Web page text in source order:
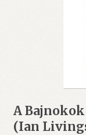
A
(Ian